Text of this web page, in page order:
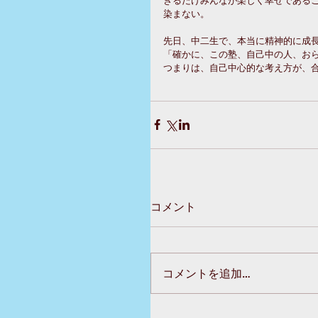
染まない。
先日、中二生で、本当に精神的に成
「確かに、この塾、自己中の人、
つまりは、自己中心的な考え方が、
コメント
コメントを追加…